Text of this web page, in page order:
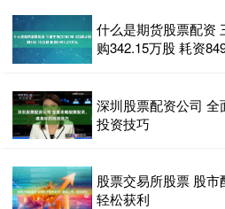
什么是期货股票配资
购342.15万股 耗资
深圳股票配资公司
投资技巧
股票交易所股票 股市
轻松获利